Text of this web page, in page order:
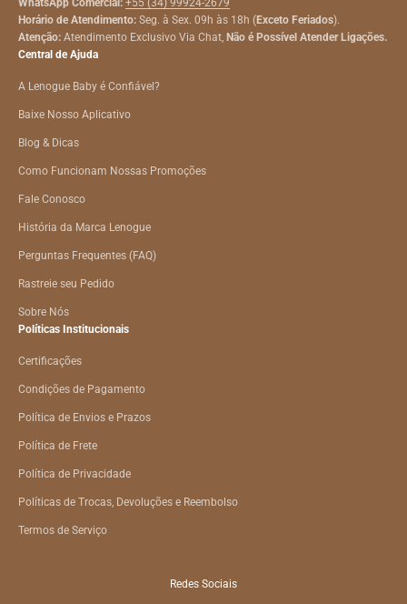
WhatsApp Comercial: +55 (34) 99924-2679
Horário de Atendimento: Seg. à Sex. 09h às 18h (Exceto Feriados).
Atenção: Atendimento Exclusivo Via Chat, Não é Possível Atender Ligações.
Central de Ajuda
A Lenogue Baby é Confiável?
Baixe Nosso Aplicativo
Blog & Dicas
Como Funcionam Nossas Promoções
Fale Conosco
História da Marca Lenogue
Perguntas Frequentes (FAQ)
Rastreie seu Pedido
Sobre Nós
Políticas Institucionais
Certificações
Condições de Pagamento
Política de Envios e Prazos
Política de Frete
Política de Privacidade
Políticas de Trocas, Devoluções e Reembolso
Termos de Serviço
Redes Sociais